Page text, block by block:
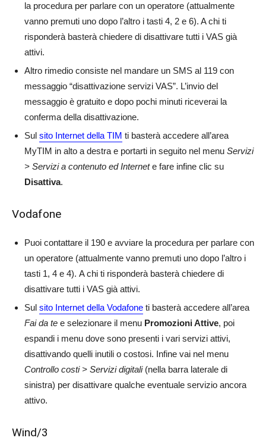
la procedura per parlare con un operatore (attualmente
vanno premuti uno dopo l’altro i tasti 4, 2 e 6). A chi ti
risponderà basterà chiedere di disattivare tutti i VAS già
attivi.
Altro rimedio consiste nel mandare un SMS al 119 con
messaggio “disattivazione servizi VAS”. L’invio del
messaggio è gratuito e dopo pochi minuti riceverai la
conferma della disattivazione.
Sul sito Internet della TIM ti basterà accedere all’area
MyTIM in alto a destra e portarti in seguito nel menu Servizi
> Servizi a contenuto ed Internete fare infine clic su
Disattiva.
Vodafone
Puoi contattare il 190 e avviare la procedura per parlare con
un operatore (attualmente vanno premuti uno dopo l’altro i
tasti 1, 4 e 4). A chi ti risponderà basterà chiedere di
disattivare tutti i VAS già attivi.
Sul sito Internet della Vodafone ti basterà accedere all’area
Fai da te e selezionare il menu Promozioni Attive, poi
espandi i menu dove sono presenti i vari servizi attivi,
disattivando quelli inutili o costosi. Infine vai nel menu
Controllo costi > Servizi digitali(nella barra laterale di
sinistra) per disattivare qualche eventuale servizio ancora
attivo.
Wind/3